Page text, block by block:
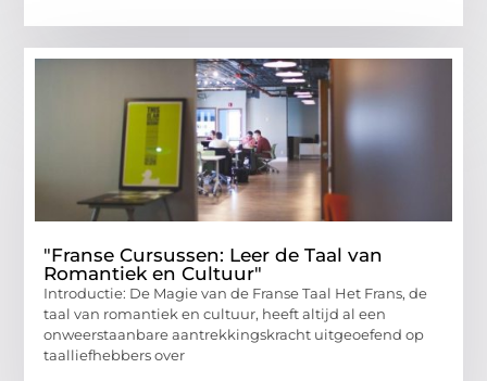
"Franse Cursussen: Leer de Taal van
Romantiek en Cultuur"
Introductie: De Magie van de Franse Taal Het Frans, de
taal van romantiek en cultuur, heeft altijd al een
onweerstaanbare aantrekkingskracht uitgeoefend op
taalliefhebbers over